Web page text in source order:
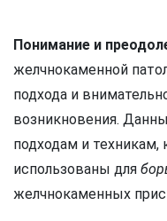
Понимание и
желчнокаменной
подхода и
возникновения.
подходам и
использованы для
желчнокаменных